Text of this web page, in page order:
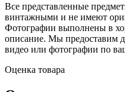
Все представленные
винтажными и не имеют
Фотографии выполнены в
описание. Мы предоставим
видео или фотографии по
Оценка товара